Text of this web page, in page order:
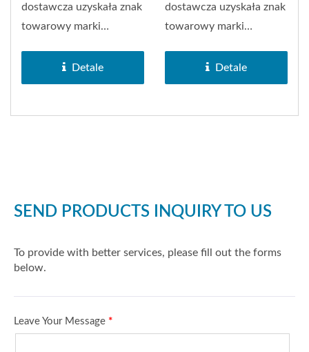
dostawcza uzyskała znak
towarowy marki
SAKURA Brand...
Detale
dostawcza uzyskała znak
towarowy marki
SAKURA Brand...
Detale